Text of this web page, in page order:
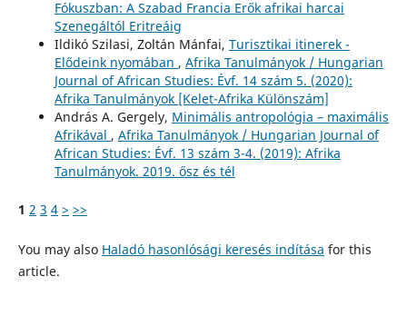
Fókuszban: A Szabad Francia Erők afrikai harcai
Szenegáltól Eritreáig
Ildikó Szilasi, Zoltán Mánfai, Turisztikai itinerek -
Elődeink nyomában , Afrika Tanulmányok / Hungarian
Journal of African Studies: Évf. 14 szám 5. (2020):
Afrika Tanulmányok [Kelet-Afrika Különszám]
András A. Gergely, Minimális antropológia – maximális
Afrikával , Afrika Tanulmányok / Hungarian Journal of
African Studies: Évf. 13 szám 3-4. (2019): Afrika
Tanulmányok. 2019. ősz és tél
1 2 3 4 > >>
You may also Haladó hasonlósági keresés indítása for this
article.